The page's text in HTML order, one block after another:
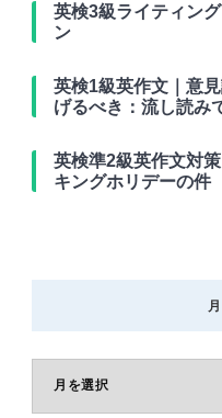
英検3級ライティン
ン
英検1級英作文｜意
げるべき：流し読み
英検準2級英作文対
キングホリデーの件